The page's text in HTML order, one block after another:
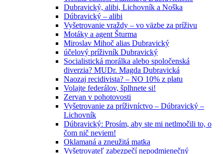
Dubravický, alibi, Lichovník a Noška
Dúbravický – alibi
Vyšetrovanie vraždy – vo väzbe za príživu
Motáky a agent Šturma
Miroslav Mihoč alias Dubravický
účelový príživník Dubravický
Socialistická morálka alebo spoločenská
diverzia? MUDr. Magda Dubravická
Naozaj recidivista? – NO 10% z platu
Volajte federálov, šplhnete si!
Zervan v pohotovosti
Vyšetrovanie za príživníctvo – Dúbravický –
Lichovník
Dúbravický: Prosím, aby ste mi netlmočili to, o
čom nič neviem!
Oklamaná a zneužitá matka
Vyšetrovateľ zabezpečí nepodmienečný